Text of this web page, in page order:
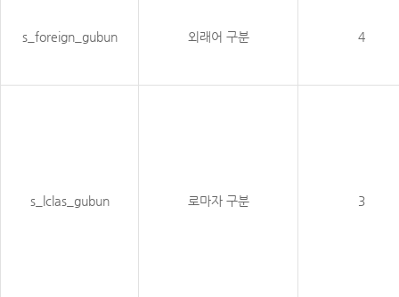
s_foreign_gubun 외래어 구분 4
s_lclas_gubun 로마자 구분 3